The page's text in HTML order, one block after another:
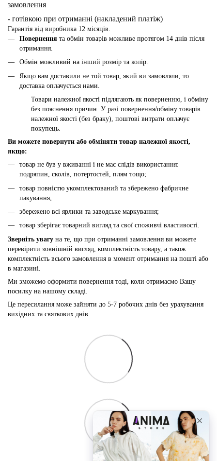
замовлення
- готівкою при отриманні (накладений платіж)
Гарантія від виробника 12 місяців.
Повернення та обмін товарів можливе протягом 14 днів після
отримання.
Обмін можливий на інший розмір та колір.
Якщо вам доставили не той товар, який ви замовляли, то
доставка оплачується нами.
Товари належної якості підлягають як поверненню, і обміну
без пояснення причин. У разі повернення/обміну товарів
належної якості (без браку), поштові витрати оплачує
покупець.
Ви можете повернути або обміняти товар належної якості,
якщо:
товар не був у вживанні і не має слідів використання:
подряпин, сколів, потертостей, плям тощо;
товар повністю укомплектований та збережено фабричне
пакування;
збережено всі ярлики та заводське маркування;
товар зберігає товарний вигляд та свої споживчі властивості.
Зверніть увагу на те, що при отриманні замовлення ви можете
перевірити зовнішній вигляд, комплектність товару, а також
комплектність всього замовлення в момент отримання на пошті або
в магазині.
Ми зможемо оформити повернення тоді, коли отримаємо Вашу
посилку на нашому складі.
Це пересилання може зайняти до 5-7 робочих днів без урахування
вихідних та святкових днів.